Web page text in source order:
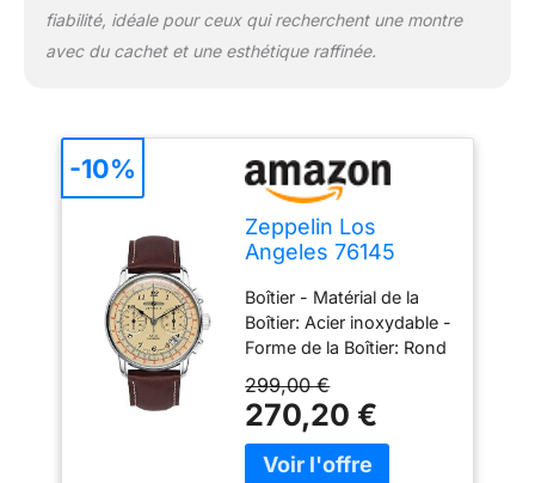
fiabilité, idéale pour ceux qui recherchent une montre
avec du cachet et une esthétique raffinée.
Zeppelin Los
Angeles 76145
homme
Boîtier - Matérial de la
Boîtier: Acier inoxydable -
Forme de la Boîtier: Rond
Argent - Verre: Verre
Minéral
299,00 €
270,20 €
-10%